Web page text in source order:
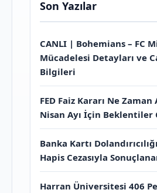
Son Yazılar
CANLI | Bohemians – FC
Mücadelesi Detayları ve
Bilgileri
FED Faiz Kararı Ne Zaman
Nisan Ayı İçin
Banka Kartı
Hapis Cezasıyla
Harran Üniversitesi 406